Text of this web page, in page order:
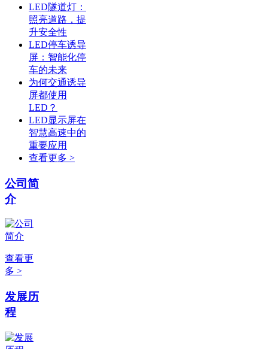
LED隧道灯：
照亮道路，提
升安全性
LED停车诱导
屏：智能化停
车的未来
为何交通诱导
屏都使用
LED？
LED显示屏在
智慧高速中的
重要应用
查看更多 >
公司简
介
查看更
多 >
发展历
程